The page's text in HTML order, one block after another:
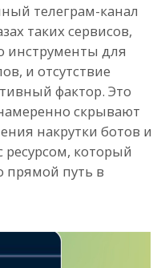
телеграм-канал
таких сервисов,
инструменты для
и отсутствие
фактор. Это
скрывают
накрутки ботов и
ресурсом, который
прямой путь в